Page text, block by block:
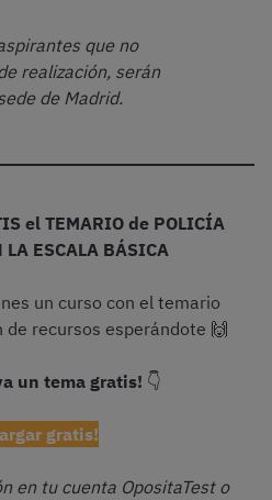
que no
realización, serán
de Madrid.
el TEMARIO de POLICÍA
LA ESCALA BÁSICA
un curso con el temario
recursos esperándote 🙌
un tema gratis! 👇
gratis!
en tu cuenta OpositaTest o